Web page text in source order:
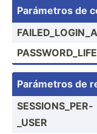
Parámetros de
Parámetros de
SESSIO­NS_­PER­
_USER